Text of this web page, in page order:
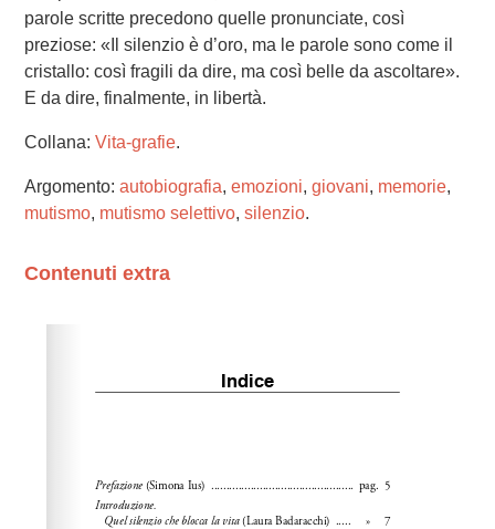
parole scritte precedono quelle pronunciate, così
preziose: «Il silenzio è d’oro, ma le parole sono come il
cristallo: così fragili da dire, ma così belle da ascoltare».
E da dire, finalmente, in libertà.
Collana: Vita-grafie.
Argomento: autobiografia, emozioni, giovani, memorie,
mutismo, mutismo selettivo, silenzio.
Contenuti extra